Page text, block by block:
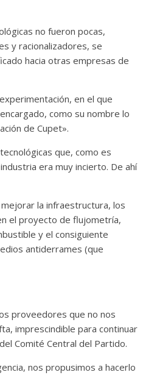
no fueron pocas,
y racionalizadores, se
hacia otras empresas de
en el que
como su nombre lo
de Cupet».
que, como es
era muy incierto. De ahí
la infraestructura, los
el proyecto de flujometría,
y el consiguiente
antiderrames (que
proveedores que no nos
imprescindible para continuar
Comité Central del Partido.
nos propusimos a hacerlo
originarios
30 junio, 2026 Julio Martínez Molina